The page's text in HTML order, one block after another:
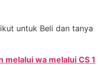
untuk Beli dan tanya
wa melalui CS 1